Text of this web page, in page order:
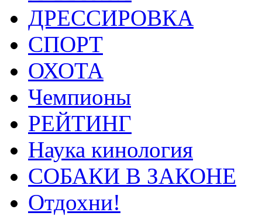
ДРЕССИРОВКА
СПОРТ
ОХОТА
Чемпионы
РЕЙТИНГ
Наука кинология
СОБАКИ В ЗАКОНЕ
Отдохни!